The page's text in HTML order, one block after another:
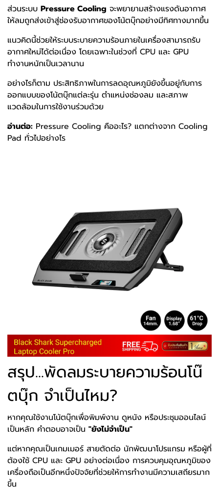
ส่วนระบบ Pressure Cooling จะพยายามสร้างแรงดันอากาศ
ให้ลมถูกส่งเข้าสู่ช่องรับอากาศของโน้ตบุ๊กอย่างมีทิศทางมากขึ้น
แนวคิดนี้ช่วยให้ระบบระบายความร้อนภายในเครื่องสามารถรับ
อากาศใหม่ได้ต่อเนื่อง โดยเฉพาะในช่วงที่ CPU และ GPU
ทำงานหนักเป็นเวลานาน
อย่างไรก็ตาม ประสิทธิภาพในการลดอุณหภูมิยังขึ้นอยู่กับการ
ออกแบบของโน้ตบุ๊กแต่ละรุ่น ตำแหน่งช่องลม และสภาพ
แวดล้อมในการใช้งานร่วมด้วย
อ่านต่อ: Pressure Cooling คืออะไร? แตกต่างจาก Cooling
Pad ทั่วไปอย่างไร
สรุป...พัดลมระบายความร้อนโน๊
ตบุ๊ก จำเป็นไหม?
หากคุณใช้งานโน้ตบุ๊กเพื่อพิมพ์งาน ดูหนัง หรือประชุมออนไลน์
เป็นหลัก คำตอบอาจเป็น "ยังไม่จำเป็น"
แต่หากคุณเป็นเกมเมอร์ สายตัดต่อ นักพัฒนาโปรแกรม หรือผู้ที่
ต้องใช้ CPU และ GPU อย่างต่อเนื่อง การควบคุมอุณหภูมิของ
เครื่องถือเป็นอีกหนึ่งปัจจัยที่ช่วยให้การทำงานมีความเสถียรมาก
ขึ้น